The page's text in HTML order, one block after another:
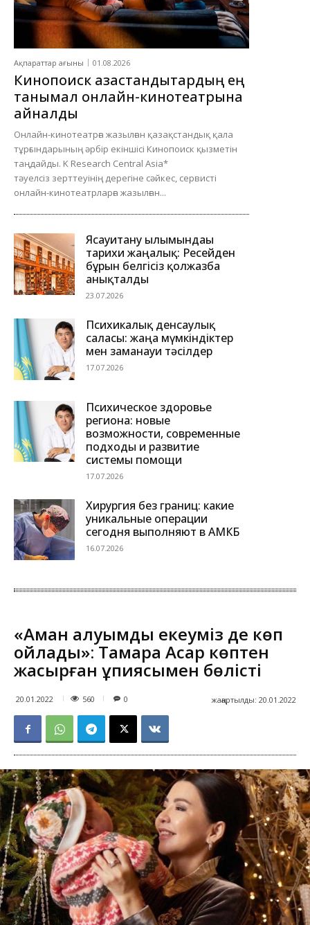
Ақпараттар ағыны 01.08.2026
Кинопоиск қазақстандықтардың ең
танымал онлайн-кинотеатрына
айналды
Онлайн-кинотеатрға жазылған қазақстандық қала
тұрғындарының әрбір екіншісі Кинопоиск қызметін
таңдайды. K Research Central Asia*
тәуелсіз зерттеуінің дерегіне сәйкес, сервисті
онлайн-кинотеатрларға жазылған...
Ясауитану ғылымындағы
тарихи жаңалық: Ресейден
бұрын белгісіз қолжазба
анықталды
23.07.2026
Психикалық денсаулық
саласы: жаңа мүмкіндіктер
мен заманауи тәсілдер
17.07.2026
Психическое здоровье
региона: новые
возможности, современные
подходы и развитие
системы помощи
17.07.2026
Хирургия без границ: какие
уникальные операции
сегодня выполняют в АМКБ
16.07.2026